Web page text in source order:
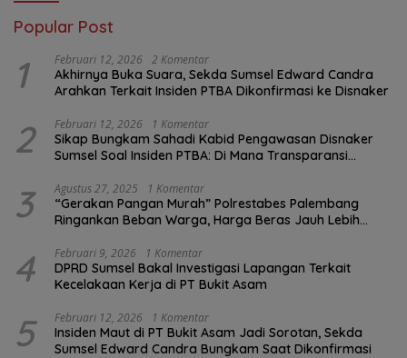
Popular Post
1 Februari 12, 2026 2 Komentar
Akhirnya Buka Suara, Sekda Sumsel Edward Candra
Arahkan Terkait Insiden PTBA Dikonfirmasi ke Disnaker
2 Februari 12, 2026 1 Komentar
Sikap Bungkam Sahadi Kabid Pengawasan Disnaker
Sumsel Soal Insiden PTBA: Di Mana Transparansi
3 Agustus 27, 2025 1 Komentar
“Gerakan Pangan Murah” Polrestabes Palembang
Ringankan Beban Warga, Harga Beras Jauh Lebih
4 Februari 9, 2026 1 Komentar
DPRD Sumsel Bakal Investigasi Lapangan Terkait
Kecelakaan Kerja di PT Bukit Asam
5 Februari 12, 2026 1 Komentar
Insiden Maut di PT Bukit Asam Jadi Sorotan, Sekda
Sumsel Edward Candra Bungkam Saat Dikonfirmasi